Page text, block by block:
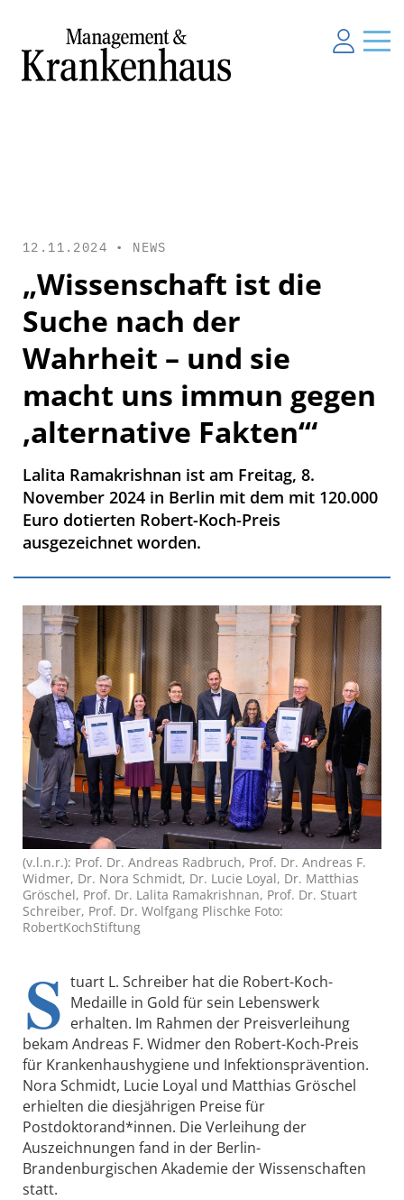
12.11.2024 • NEWS
„Wissenschaft ist die
Suche nach der
Wahrheit – und sie
macht uns immun gegen
‚alternative Fakten‘“
Lalita Ramakrishnan ist am Freitag, 8.
November 2024 in Berlin mit dem mit 120.000
Euro dotierten Robert-Koch-Preis
ausgezeichnet worden.
(v.l.n.r.): Prof. Dr. Andreas Radbruch, Prof. Dr. Andreas F.
Widmer, Dr. Nora Schmidt, Dr. Lucie Loyal, Dr. Matthias
Gröschel, Prof. Dr. Lalita Ramakrishnan, Prof. Dr. Stuart
Schreiber, Prof. Dr. Wolfgang Plischke Foto:
RobertKochStiftung
S tuart L. Schreiber hat die Robert-Koch-
Medaille in Gold für sein Lebenswerk
erhalten. Im Rahmen der Preisverleihung
bekam Andreas F. Widmer den Robert-Koch-Preis
für Krankenhaushygiene und Infektionsprävention.
Nora Schmidt, Lucie Loyal und Matthias Gröschel
erhielten die diesjährigen Preise für
Postdoktorand*innen. Die Verleihung der
Auszeichnungen fand in der Berlin-
Brandenburgischen Akademie der Wissenschaften
statt.